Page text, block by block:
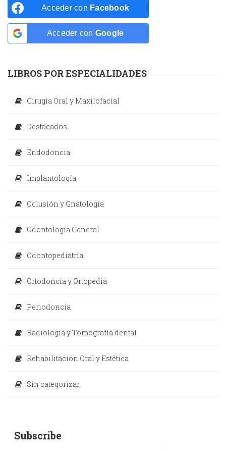
Acceder con Facebook
Acceder con Google
LIBROS POR ESPECIALIDADES
Cirugía Oral y Maxilofacial
Destacados
Endodoncia
Implantología
Oclusión y Gnatología
Odontología General
Odontopediatría
Ortodoncia y Ortopedia
Periodoncia
Radiologia y Tomografía dental
Rehabilitación Oral y Estética
Sin categorizar
Subscribe